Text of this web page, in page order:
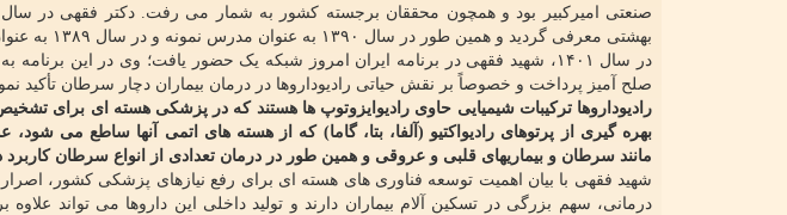
صنعتی امیرکبیر بود و همچون محققان برجسته کشور به شمار می رفت. دکتر فقهی در سال ۱۳۹۴ به عنوان
بهشتی معرفی گردید و همین طور در سال ۱۳۹۰ به عنوان مدرس نمونه و در سال ۱۳۸۹ به عنوان پژوهشگر برتر این دانشگاه برگزیده شد.
در سال ۱۴۰۱، شهید فقهی در برنامه ایران امروز شبکه یک حضور یافت؛ وی در این
صلح آمیز پرداخت و خصوصاً بر نقش حیاتی رادیوداروها در درمان بیماران دچار سرطان تأکید
رادیوداروها ترکیبات شیمیایی حاوی رادیوایزوتوپ ها هستند که در پزشکی هسته ای برای
بهره گیری از پرتوهای رادیواکتیو (آلفا، بتا، گاما) که از هسته های اتمی آنها ساطع می
مانند سرطان و بیماریهای قلبی و عروقی و همین طور در درمان تعدادی از انواع سرطان کاربرد
شهید فقهی با بیان اهمیت توسعه فناوری های هسته ای برای رفع نیازهای پزشکی کشور، اصرار
درمانی، سهم بزرگی در تسکین آلام بیماران دارند و تولید داخلی این داروها می تواند